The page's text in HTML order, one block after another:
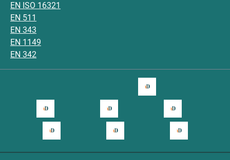
EN ISO 16321
EN 511
EN 343
EN 1149
EN 342